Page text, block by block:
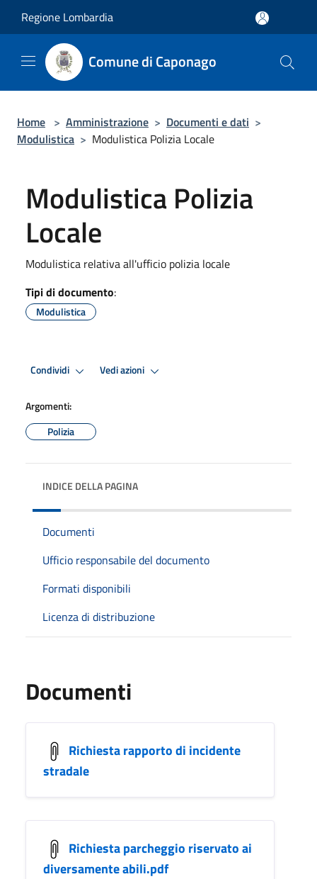
Regione Lombardia
Comune di Caponago
Home > Amministrazione > Documenti e dati >
Modulistica > Modulistica Polizia Locale
Modulistica Polizia
Locale
Modulistica relativa all'ufficio polizia locale
Tipi di documento:
Modulistica
Condividi Vedi azioni
Argomenti:
Polizia
INDICE DELLA PAGINA
Documenti
Ufficio responsabile del documento
Formati disponibili
Licenza di distribuzione
Documenti
Richiesta rapporto di incidente
stradale
Richiesta parcheggio riservato ai
diversamente abili.pdf